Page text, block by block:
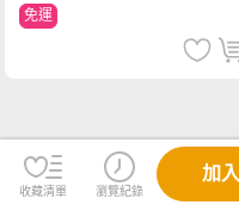
免運
收藏清單 瀏覽紀錄
加